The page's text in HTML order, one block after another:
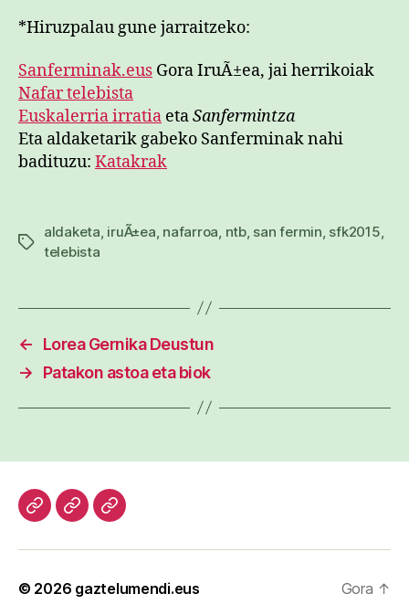
*Hiruzpalau gune jarraitzeko:
Sanferminak.eus Gora IruÃ±ea, jai herrikoiak
Nafar telebista
Euskalerria irratia etaSanfermintza
Eta aldaketarik gabeko Sanferminak nahi
badituzu: Katakrak
Etiketak
aldaketa, iruÃ±ea, nafarroa, ntb, san fermin, sfk2015,
telebista
←
Lorea Gernika Deustun
→
Patakon astoa eta biok
HasieraKazetari
Patxi
© 2026 gaztelumendi.eus Gora ↑